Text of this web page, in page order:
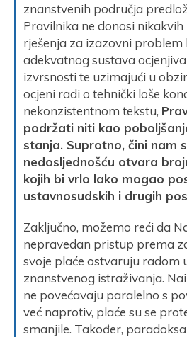
znanstvenih područja
Pravilnika ne donosi
rješenja za izazovni problem
adekvatnog sustava
izvrsnosti te uzimajući u
ocjeni radi o tehnički loše
nekonzistentnom tekstu,
podržati niti kao
stanja. Suprotno, čini nam
nedosljednošću otvara
kojih bi vrlo lako mogao
ustavnosudskih i drugih
Zaključno, možemo reći da
nepravedan pristup prema
svoje plaće ostvaruju radom
znanstvenog istraživanja.
ne povećavaju paralelno s
već naprotiv, plaće su se
smanjile. Također,